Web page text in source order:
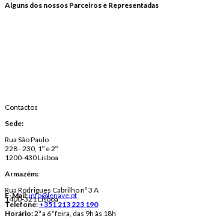
Alguns dos nossos Parceiros e Representadas
Contactos
Sede:
Rua São Paulo
228 - 230, 1º e 2º
1200-430 Lisboa
Armazém:
Rua Rodrigues Cabrilho nº 3 A
1400-321 Lisboa
E-Mail:info@lenave.pt
Telefone:+351 213 223 190
Horário:2ª a 6ª feira, das 9h às 18h